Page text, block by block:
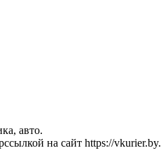
авто.
на сайт https://vkurier.by.